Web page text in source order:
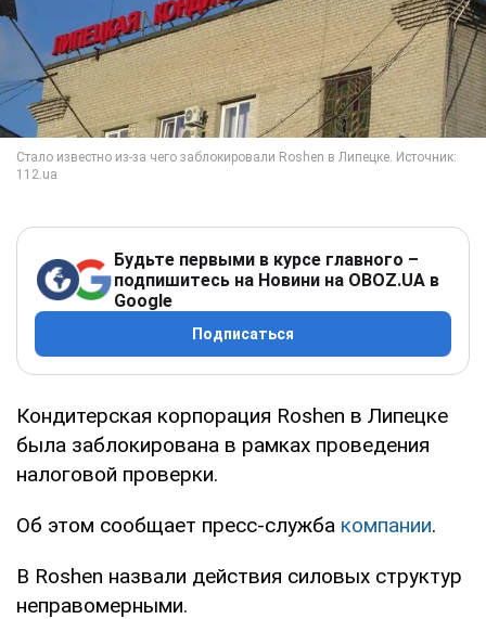
Будьте первыми в курсе главного –
подпишитесь на Новини на OBOZ.UA в
Google
Подписаться
Кондитерская корпорация Roshen в Липецке
была заблокирована в рамках проведения
налоговой проверки.
Об этом сообщает пресс-служба компании.
В Roshen назвали действия силовых структур
неправомерными.